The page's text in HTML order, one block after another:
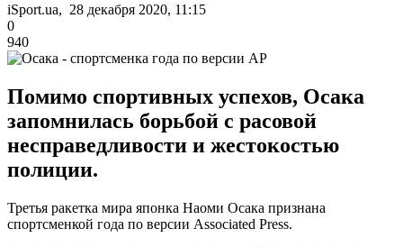
iSport.ua, 28 декабря 2020, 11:15
0
940
Помимо спортивных успехов, Осака
запомнилась борьбой с расовой
несправедливости и жестокостью
полиции.
Третья ракетка мира японка Наоми Осака признана
спортсменкой года по версии Associated Press.